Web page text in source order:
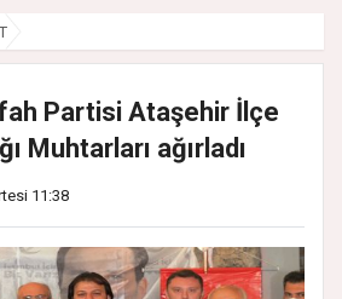
Partisi Ataşehir İlçe
Muhtarları ağırladı
11:38